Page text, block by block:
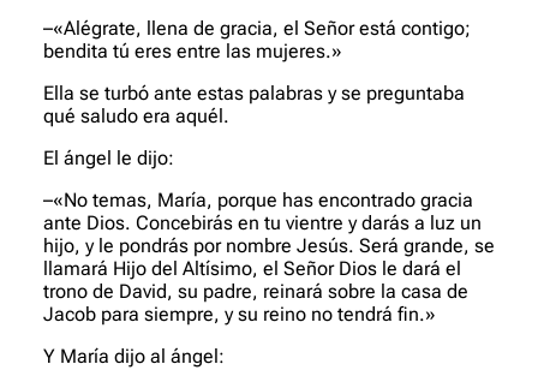
–«Alégrate, llena de gracia, el Señor está contigo;
bendita tú eres entre las mujeres.»
Ella se turbó ante estas palabras y se preguntaba
qué saludo era aquél.
El ángel le dijo:
–«No temas, María, porque has encontrado gracia
ante Dios. Concebirás en tu vientre y darás a luz un
hijo, y le pondrás por nombre Jesús. Será grande, se
llamará Hijo del Altísimo, el Señor Dios le dará el
trono de David, su padre, reinará sobre la casa de
Jacob para siempre, y su reino no tendrá fin.»
Y María dijo al ángel: